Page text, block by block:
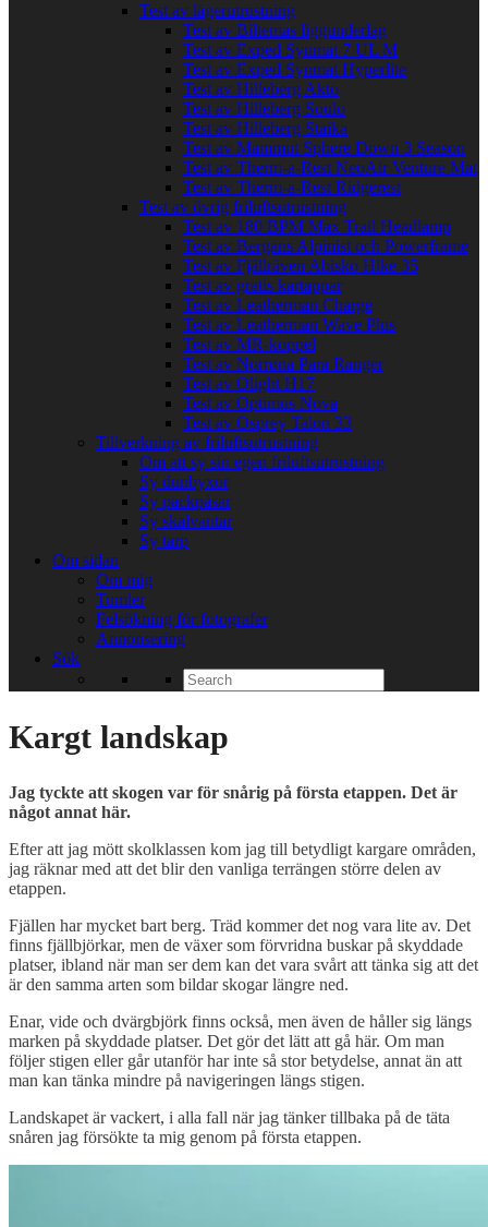
Test av lägerutrustning
Test av Biltemas liggunderlag
Test av Exped Synmat 7 UL M
Test av Exped Synmat Hyperlite
Test av Hilleberg Akto
Test av Hilleberg Soulo
Test av Hilleberg Staika
Test av Mammut Sphere Down 3 Season
Test av Therm-a-Rest NeoAir Venture Mat
Test av Therm-a-Rest Ridgerest
Test av övrig friluftsutrustning
Test av 180 BPM Max Trail Headlamp
Test av Bergans Alpinist och Powerframe
Test av Fjällräven Abisko Hike 35
Test av gratis kartappar
Test av Leatherman Charge
Test av Leatherman Wave Plus
Test av MR-koppel
Test av Norrøna Para Ranger
Test av Olight H17
Test av Optimus Nova
Test av Osprey Talon 33
Tillverkning av friluftsutrustning
Om att sy sin egen friluftsutrustning
Sy dunbyxor
Sy packpåsar
Sy skalvantar
Sy tarp
Om sidan
Om mig
Tumler
Felsökning för fotografer
Annonsering
Sök
Search
for:
Kargt landskap
Jag tyckte att skogen var för snårig på första etappen. Det är
något annat här.
Efter att jag mött skolklassen kom jag till betydligt kargare områden,
jag räknar med att det blir den vanliga terrängen större delen av
etappen.
Fjällen har mycket bart berg. Träd kommer det nog vara lite av. Det
finns fjällbjörkar, men de växer som förvridna buskar på skyddade
platser, ibland när man ser dem kan det vara svårt att tänka sig att det
är den samma arten som bildar skogar längre ned.
Enar, vide och dvärgbjörk finns också, men även de håller sig längs
marken på skyddade platser. Det gör det lätt att gå här. Om man
följer stigen eller går utanför har inte så stor betydelse, annat än att
man kan tänka mindre på navigeringen längs stigen.
Landskapet är vackert, i alla fall när jag tänker tillbaka på de täta
snåren jag försökte ta mig genom på första etappen.